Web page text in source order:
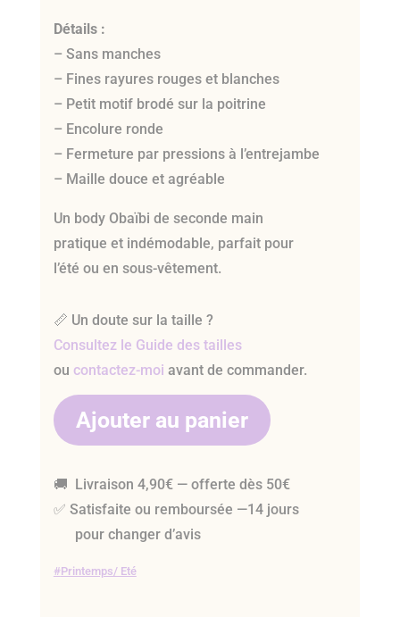
Détails :
– Sans manches
– Fines rayures rouges et blanches
– Petit motif brodé sur la poitrine
– Encolure ronde
– Fermeture par pressions à l’entrejambe
– Maille douce et agréable
Un body Obaïbi de seconde main
pratique et indémodable, parfait pour
l’été ou en sous-vêtement.
📏 Un doute sur la taille ?
Consultez le Guide des tailles
ou contactez-moi avant de commander.
Ajouter au panier
🚚 Livraison 4,90€ — offerte dès 50€
✅ Satisfaite ou remboursée —14 jours
pour changer d’avis
Printemps/ Eté